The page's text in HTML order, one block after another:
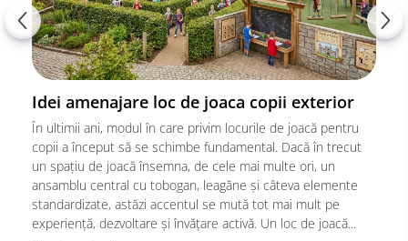
Idei amenajare loc de joaca copii exterior
În ultimii ani, modul în care privim locurile de joacă pentru
copii a început să se schimbe fundamental. Dacă în trecut
un spațiu de joacă însemna, de cele mai multe ori, un
ansamblu central cu tobogan, leagăne și câteva elemente
standardizate, astăzi accentul se mută tot mai mult pe
experiență, dezvoltare și învățare activă. Un loc de joacă...